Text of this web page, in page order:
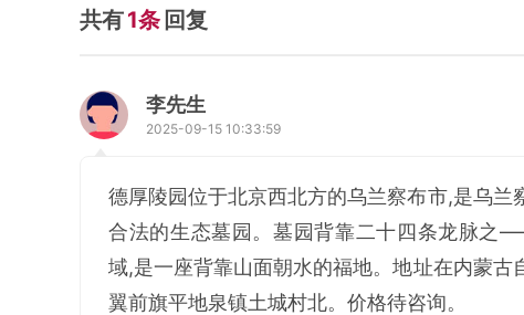
共有1条 回复
李先生
2025-09-15 10:33:59
德厚陵园位于北京西北方的乌兰察布市,是乌兰
合法的生态墓园。墓园背靠二十四条龙脉之
域,是一座背靠山面朝水的福地。地址在内蒙古
翼前旗平地泉镇土城村北。价格待咨询。